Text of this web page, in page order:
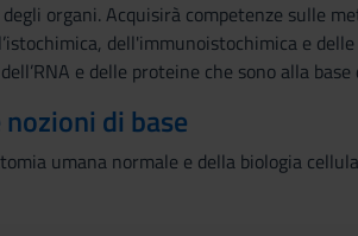
organi. Acquisirà competenze sulle
dell'immunoistochimica e
e delle proteine che sono alla
di base
umana normale e della biologia